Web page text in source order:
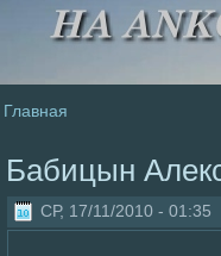
Главная
Бабицын
СР, 17/11/2010 - 01:35